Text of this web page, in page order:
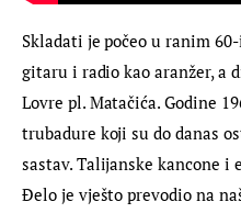
Skladati je počeo u ranim
gitaru i radio kao aranžer, a
Lovre pl. Matačića. Godine
trubadure koji su do danas
sastav. Talijanske kancone i
Đelo je vješto prevodio na